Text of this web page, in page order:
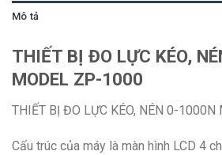
Mô tả
THIẾT BỊ ĐO LỰC KÉO,
MODEL ZP-1000
THIẾT BỊ ĐO LỰC KÉO, NÉN 0-
Cấu trúc của máy là màn hình LCD 4